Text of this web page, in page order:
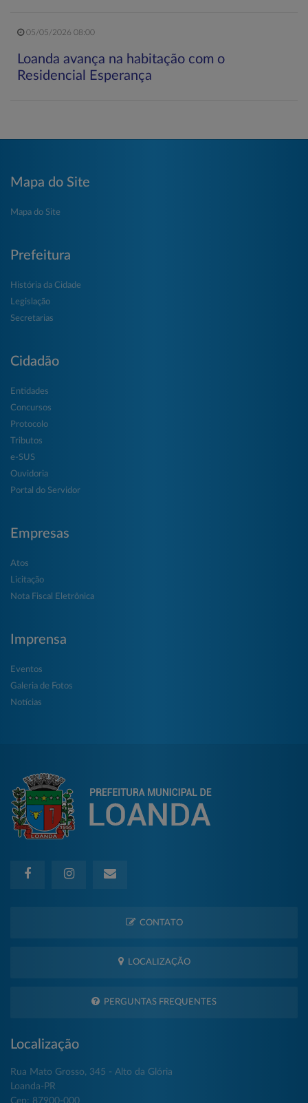
05/05/2026 08:00
Loanda avança na habitação com o
Residencial Esperança
Mapa do Site
Mapa do Site
Prefeitura
História da Cidade
Legislação
Secretarias
Cidadão
Entidades
Concursos
Protocolo
Tributos
e-SUS
Ouvidoria
Portal do Servidor
Empresas
Atos
Licitação
Nota Fiscal Eletrônica
Imprensa
Eventos
Galeria de Fotos
Notícias
CONTATO
LOCALIZAÇÃO
PERGUNTAS FREQUENTES
Localização
Rua Mato Grosso, 345 - Alto da Glória
Loanda-PR
Cep: 87900-000